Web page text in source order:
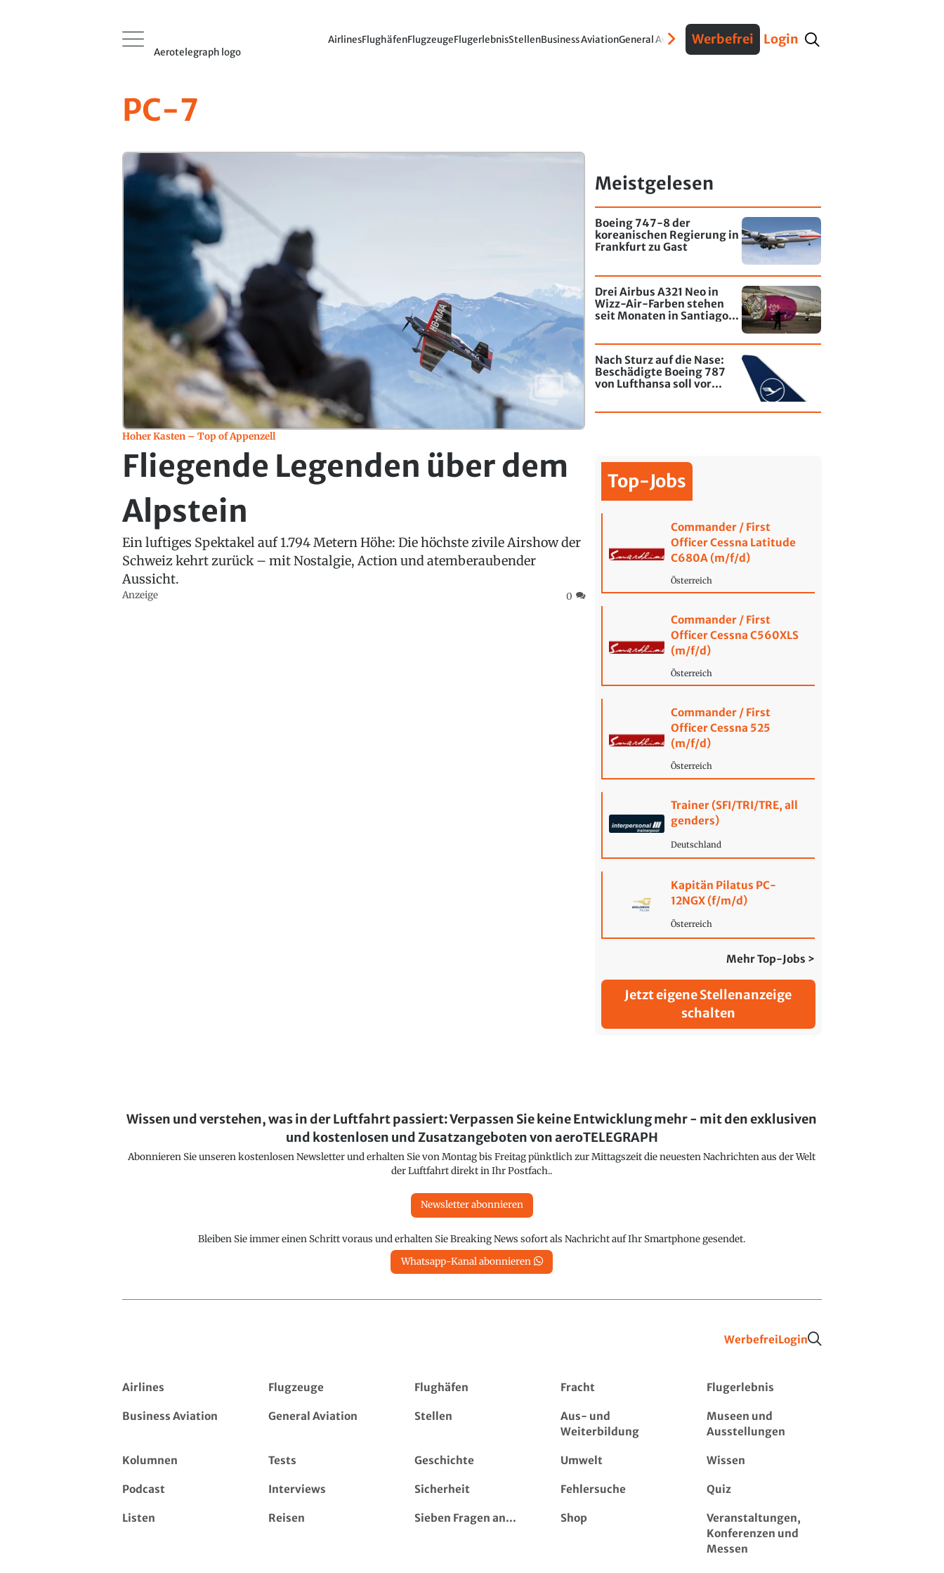
Aerotelegraph logo
AirlinesFlughäfenFlugzeugeFlugerlebnisStellenBusiness AviationGeneral AviationVerteidigungInterviews Fracht
Werbefrei Login
PC-7
Hoher Kasten – Top of Appenzell
Fliegende Legenden über dem
Alpstein
Ein luftiges Spektakel auf 1.794 Metern Höhe: Die höchste zivile Airshow der
Schweiz kehrt zurück – mit Nostalgie, Action und atemberaubender
Aussicht.
Anzeige 0
Meistgelesen
Boeing 747-8 der
koreanischen Regierung in
Frankfurt zu Gast
Drei Airbus A321 Neo in
Wizz-Air-Farben stehen
seit Monaten in Santiago
Nach Sturz auf die Nase:
Beschädigte Boeing 787
von Lufthansa soll vor
Top-Jobs
Commander / First
Officer Cessna Latitude
C680A (m/f/d)
Österreich
Commander / First
Officer Cessna C560XLS
(m/f/d)
Österreich
Commander / First
Officer Cessna 525
(m/f/d)
Österreich
Trainer (SFI/TRI/TRE, all
genders)
Deutschland
Kapitän Pilatus PC-
12NGX (f/m/d)
Österreich
Mehr Top-Jobs >
Jetzt eigene Stellenanzeige
schalten
Wissen und verstehen, was in der Luftfahrt passiert: Verpassen Sie keine Entwicklung mehr - mit den exklusiven
und kostenlosen und Zusatzangeboten von aeroTELEGRAPH
Abonnieren Sie unseren kostenlosen Newsletter und erhalten Sie von Montag bis Freitag pünktlich zur Mittagszeit die neuesten Nachrichten aus der Welt
der Luftfahrt direkt in Ihr Postfach..
Newsletter abonnieren
Bleiben Sie immer einen Schritt voraus und erhalten Sie Breaking News sofort als Nachricht auf Ihr Smartphone gesendet.
Whatsapp-Kanal abonnieren
WerbefreiLogin
Airlines Flugzeuge Flughäfen Fracht Flugerlebnis
Business Aviation General Aviation Stellen
Aus- und
Weiterbildung
Museen und
Ausstellungen
Kolumnen Tests Geschichte Umwelt Wissen
Podcast Interviews Sicherheit Fehlersuche Quiz
Listen Reisen Sieben Fragen an... Shop
Veranstaltungen,
Konferenzen und
Messen